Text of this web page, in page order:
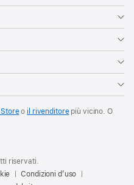
Storeo il rivenditorepiù vicino. O
riservati.
Condizioni d’uso